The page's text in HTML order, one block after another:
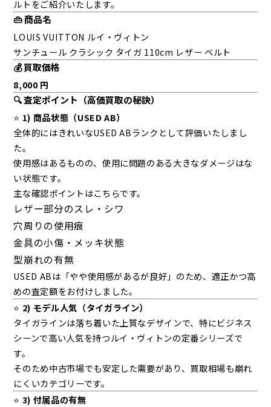
ルトをご紹介いたします。
👜 商品名
LOUIS VUITTON ルイ・ヴィトン
サンチュール クラシック タイガ 110cm レザー ベルト
💰 買取価格
8,000 円
🔍 査定ポイント（高価買取の秘訣）
⭐ 1) 商品状態（USED AB）
全体的にはきれいなUSED ABランクとして評価いたしまし
た。
使用感はあるものの、使用に問題のある大きなダメージはな
い状態です。
主な確認ポイントはこちらです。
レザー部分のスレ・シワ
穴周りの使用痕
金具の小傷・メッキ状態
型崩れの有無
USED ABは「やや使用感があるが良好」のため、適正かつ高
めの査定額をお付けしました。
⭐ 2) モデル人気（タイガライン）
タイガラインは落ち着いた上質なデザインで、特にビジネス
シーンで高い人気を持つルイ・ヴィトンの定番シリーズで
す。
そのため中古市場でも安定した需要があり、買取相場も崩れ
にくいカテゴリーです。
⭐ 3) 付属品の有無